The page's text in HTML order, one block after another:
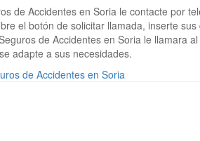
de Accidentes en Soria le contacte por
el botón de solicitar llamada, inserte
de Accidentes en Soria le llamara
adapte a sus necesidades.
de Accidentes en Soria